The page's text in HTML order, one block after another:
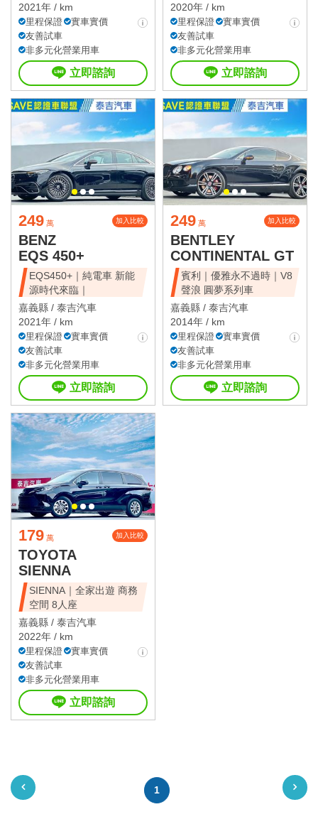
2021年 / km
里程保證
實車實價
友善試車
非多元化營業用車
立即諮詢
2020年 / km
里程保證
實車實價
友善試車
非多元化營業用車
立即諮詢
249 萬 加入比較
BENZ
EQS 450+
EQS450+｜純電車 新能
源時代來臨｜
嘉義縣 / 泰吉汽車
2021年 / km
里程保證
實車實價
友善試車
非多元化營業用車
立即諮詢
249 萬 加入比較
BENTLEY
CONTINENTAL GT
賓利｜優雅永不過時｜V8
聲浪 圓夢系列車
嘉義縣 / 泰吉汽車
2014年 / km
里程保證
實車實價
友善試車
非多元化營業用車
立即諮詢
179 萬 加入比較
TOYOTA
SIENNA
SIENNA｜全家出遊 商務
空間 8人座
嘉義縣 / 泰吉汽車
2022年 / km
里程保證
實車實價
友善試車
非多元化營業用車
立即諮詢
1